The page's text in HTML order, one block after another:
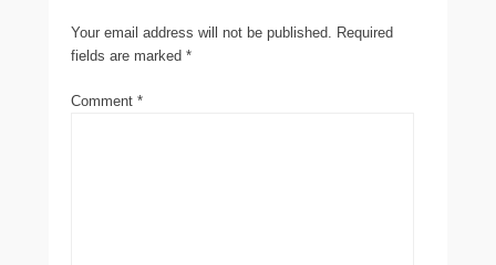
Your email address will not be published. Required
fields are marked *
Comment *